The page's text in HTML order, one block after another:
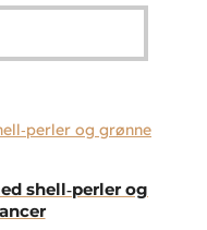
shell‑perler og